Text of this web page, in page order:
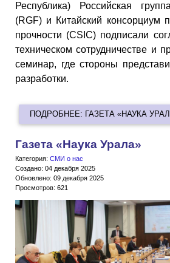
Республика) Российская
(RGF) и Китайский консорциум
прочности (CSIC) подписали
техническом сотрудничестве и
семинар, где стороны
разработки.
ПОДРОБНЕЕ: ГАЗЕТА «НАУКА
Газета «Наука Урала»
Категория: СМИ о нас
Создано: 04 декабря 2025
Обновлено: 09 декабря 2025
Просмотров: 621